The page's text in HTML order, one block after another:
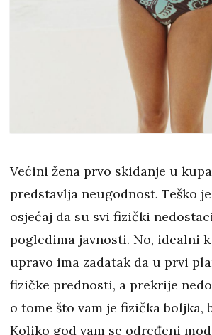
Većini žena prvo skidanje u
predstavlja neugodnost. Teško
osjećaj da su svi fizički
pogledima javnosti. No, idealni
upravo ima zadatak da u prvi
fizičke prednosti, a prekrije
o tome što vam je fizička boljka,
Koliko god vam se određeni